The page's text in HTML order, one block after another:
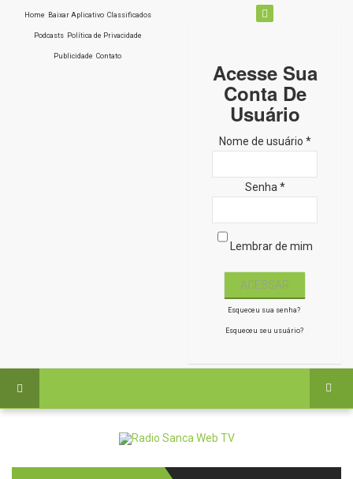
Home Baixar Aplicativo Classificados
Podcasts Política de Privacidade
Publicidade Contato
Acesse Sua
Conta De
Usuário
Nome de usuário *
Senha *
Lembrar de mim
Esqueceu sua senha?
Esqueceu seu usuário?